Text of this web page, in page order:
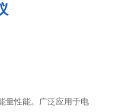
量性能。广泛应用于电